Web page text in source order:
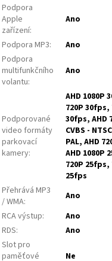
Podpora
Apple
zařízení:
Ano
Podpora MP3:
Ano
Podpora
multifunkčního
volantu:
Ano
Podporované
video formáty
parkovací
kamery:
AHD 1080P
720P 30fps,
30fps, AHD
CVBS -
PAL, AHD
AHD 1080P
720P 25fps,
25fps
Přehrává MP3
/ WMA:
Ano
RCA výstup:
Ano
RDS:
Ano
Slot pro
paměťové
Ne